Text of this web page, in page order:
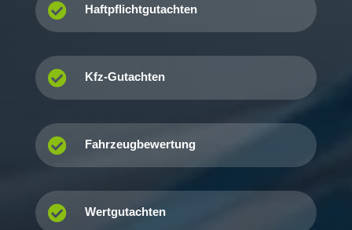
 Haftpflichtgutachten
 Kfz-Gutachten
 Fahrzeugbewertung
 Wertgutachten